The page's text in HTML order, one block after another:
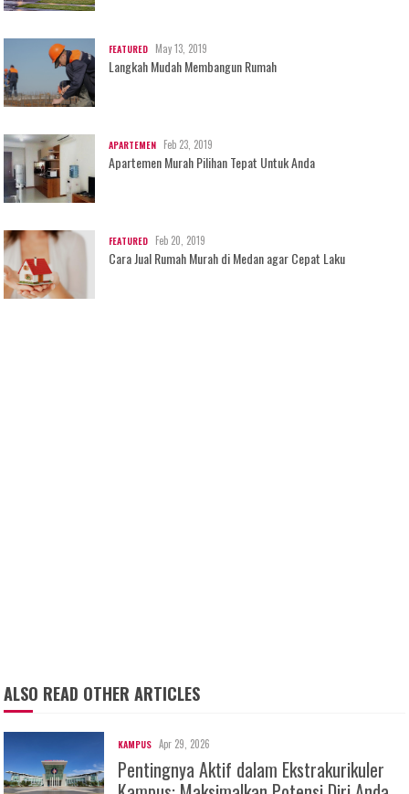
FEATURED May 13, 2019
Langkah Mudah Membangun Rumah
APARTEMEN Feb 23, 2019
Apartemen Murah Pilihan Tepat Untuk Anda
FEATURED Feb 20, 2019
Cara Jual Rumah Murah di Medan agar Cepat Laku
ALSO READ OTHER ARTICLES
KAMPUS Apr 29, 2026
Pentingnya Aktif dalam Ekstrakurikuler